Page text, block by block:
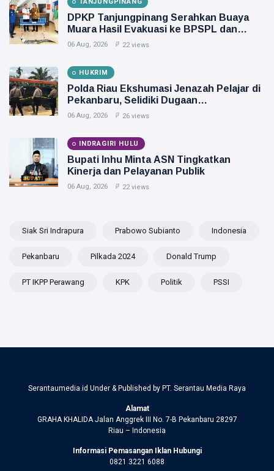
DPKP Tanjungpinang Serahkan Buaya
Muara Hasil Evakuasi ke BPSPL dan
Taman Safari Lagoi
06 Aug, 2026 22 views
HUKRIM
Polda Riau Ekshumasi Jenazah Pelajar di
Pekanbaru, Selidiki Dugaan
Penganiayaan
06 Aug, 2026 26 views
INDRAGIRI HULU
Bupati Inhu Minta ASN Tingkatkan
Kinerja dan Pelayanan Publik
06 Aug, 2026 22 views
Siak Sri Indrapura Prabowo Subianto Indonesia
Pekanbaru Pilkada 2024 Donald Trump
PT IKPP Perawang KPK Politik PSSI
Serantaumedia.id Under & Published by PT. Serantau Media Raya
Alamat
GRAHA KHALIDA Jalan Anggrek III No. 7-B Pekanbaru 28297
Riau – Indonesia
Informasi Pemasangan Iklan Hubungi
0821 3221 6088